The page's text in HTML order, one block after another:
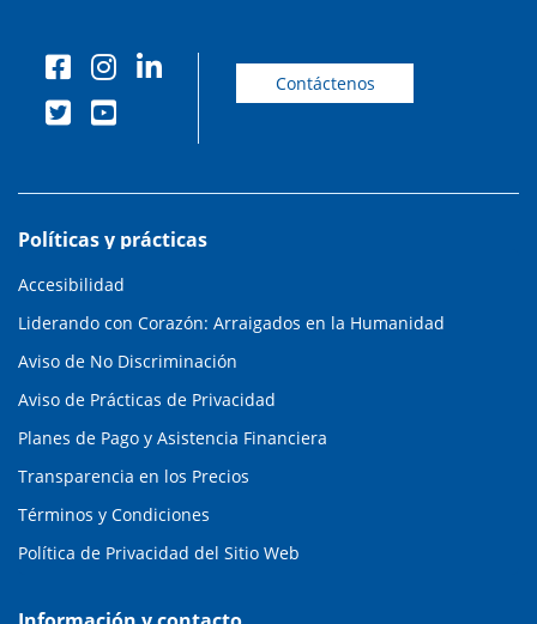
Contáctenos
Políticas y prácticas
Accesibilidad
Liderando con Corazón: Arraigados en la Humanidad
Aviso de No Discriminación
Aviso de Prácticas de Privacidad
Planes de Pago y Asistencia Financiera
Transparencia en los Precios
Términos y Condiciones
Política de Privacidad del Sitio Web